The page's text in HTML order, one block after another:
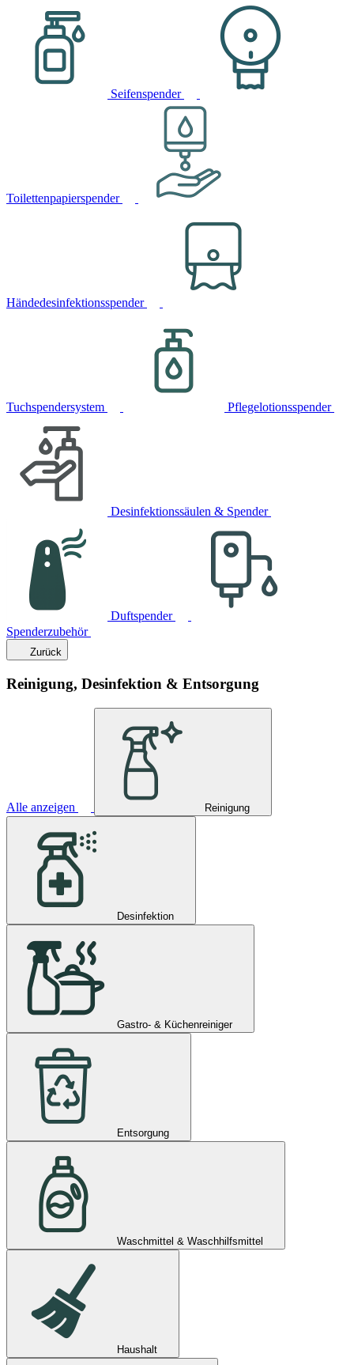
Seifenspender
Toilettenpapierspender
Händedesinfektionsspender
Tuchspendersystem Pflegelotionsspender
Desinfektionssäulen & Spender
Duftspender
Spenderzubehör
Zurück
Reinigung, Desinfektion & Entsorgung
Alle anzeigen Reinigung
Desinfektion
Gastro- & Küchenreiniger
Entsorgung
Waschmittel & Waschhilfsmittel
Haushalt